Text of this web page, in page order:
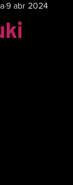
9 abr 2024